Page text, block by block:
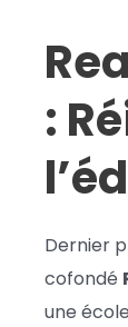
:
Dernier
cofondé
une